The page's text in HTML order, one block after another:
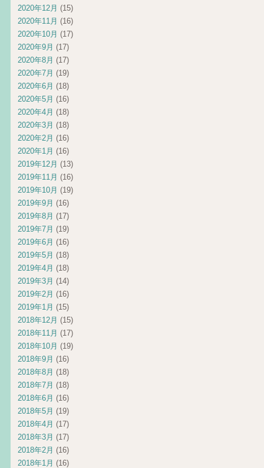
2020年12月 (15)
2020年11月 (16)
2020年10月 (17)
2020年9月 (17)
2020年8月 (17)
2020年7月 (19)
2020年6月 (18)
2020年5月 (16)
2020年4月 (18)
2020年3月 (18)
2020年2月 (16)
2020年1月 (16)
2019年12月 (13)
2019年11月 (16)
2019年10月 (19)
2019年9月 (16)
2019年8月 (17)
2019年7月 (19)
2019年6月 (16)
2019年5月 (18)
2019年4月 (18)
2019年3月 (14)
2019年2月 (16)
2019年1月 (15)
2018年12月 (15)
2018年11月 (17)
2018年10月 (19)
2018年9月 (16)
2018年8月 (18)
2018年7月 (18)
2018年6月 (16)
2018年5月 (19)
2018年4月 (17)
2018年3月 (17)
2018年2月 (16)
2018年1月 (16)